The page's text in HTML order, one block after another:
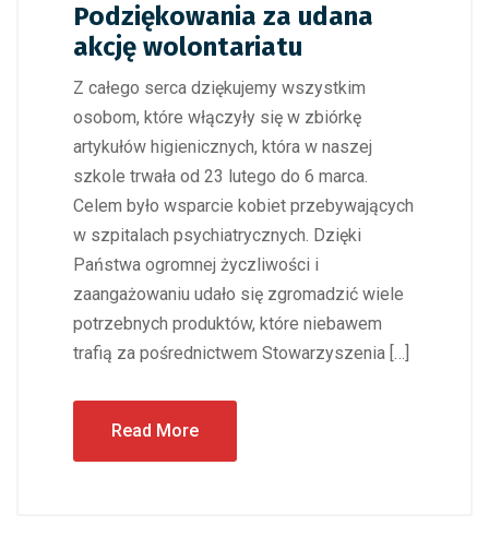
Podziękowania za udana
akcję wolontariatu
Z całego serca dziękujemy wszystkim
osobom, które włączyły się w zbiórkę
artykułów higienicznych, która w naszej
szkole trwała od 23 lutego do 6 marca.
Celem było wsparcie kobiet przebywających
w szpitalach psychiatrycznych. Dzięki
Państwa ogromnej życzliwości i
zaangażowaniu udało się zgromadzić wiele
potrzebnych produktów, które niebawem
trafią za pośrednictwem Stowarzyszenia […]
Read More